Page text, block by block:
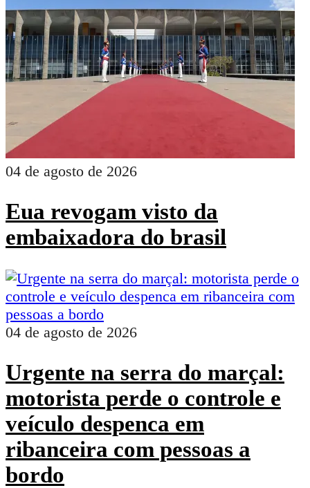
04 de agosto de 2026
Eua revogam visto da
embaixadora do brasil
04 de agosto de 2026
Urgente na serra do marçal:
motorista perde o controle e
veículo despenca em
ribanceira com pessoas a
bordo